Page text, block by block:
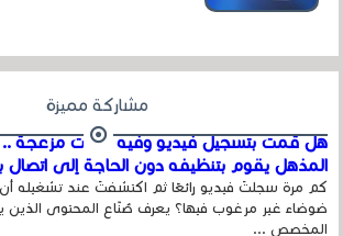
مشاركة مميزة
هل قمت بتسجيل فيديو وفيه أصوت مزعجة ..
المذهل يقوم بتنظيفه دون الحاجة إلى اتصال
كم مرة سجلتَ فيديو رائعًا ثم اكتشفتَ عند تشغيله
ضوضاء غير مرغوب فيها؟ يعرف صُنّاع المحتوى الذين
المخصص ...